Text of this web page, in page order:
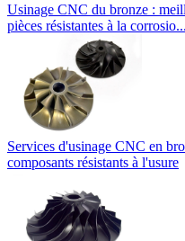
Usinage CNC du bronze :
pièces résistantes à la corrosio...
Services d'usinage CNC en
composants résistants à l'usure